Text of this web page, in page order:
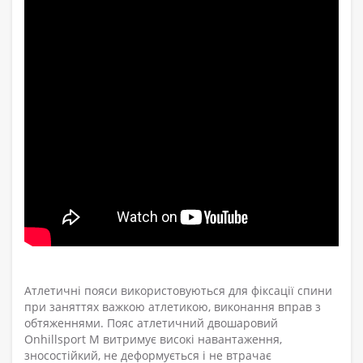
Атлетичні пояси використовуються для фіксації спини
при заняттях важкою атлетикою, виконання вправ з
обтяженнями. Пояс атлетичний двошаровий
Onhillsport M витримує високі навантаження,
зносостійкий, не деформується і не втрачає